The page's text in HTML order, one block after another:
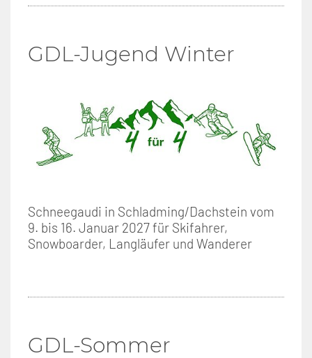
GDL-Jugend Winter
Schneegaudi in Schladming/Dachstein vom
9. bis 16. Januar 2027 für Skifahrer,
Snowboarder, Langläufer und Wanderer
GDL-Sommer